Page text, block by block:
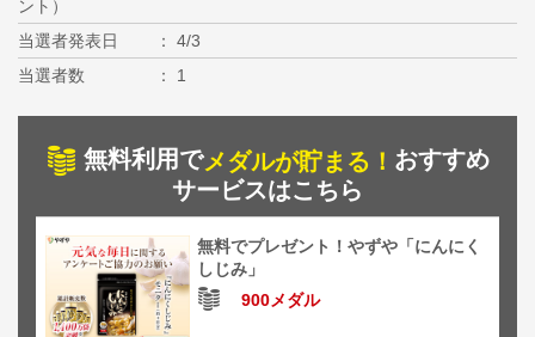
ント）
当選者発表日
4/3
当選者数
1
無料利用でメダルが貯まる！ おすすめ
サービスはこちら
無料でプレゼント！やずや「にんにく
しじみ」
900メダル